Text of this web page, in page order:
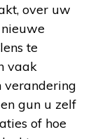
over uw
te
vaak
verandering
gun u zelf
of hoe